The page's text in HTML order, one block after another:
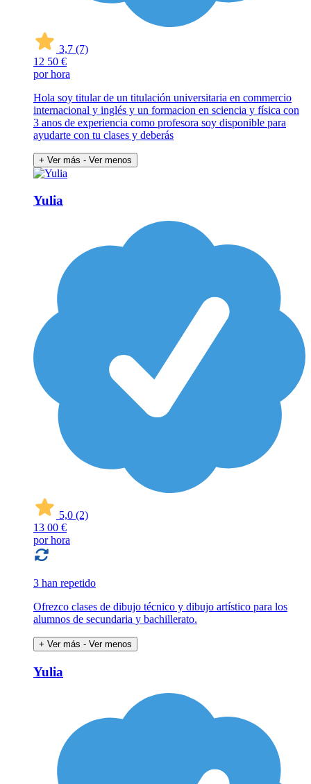
3,7 (7)
12 50 €
por hora
Hola soy titular de un titulación universitaria en commercio
internacional y inglés y un formacion en sciencia y física con
3 anos de experiencia como profesora soy disponible para
ayudarte con tu clases y deberás
+ Ver más - Ver menos
Yulia
5,0 (2)
13 00 €
por hora
3 han repetido
Ofrezco clases de dibujo técnico y dibujo artístico para los
alumnos de secundaria y bachillerato.
+ Ver más - Ver menos
Yulia